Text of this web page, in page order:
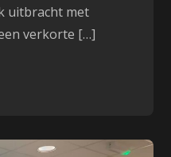
uitbracht met
verkorte […]